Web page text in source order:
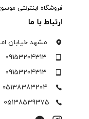
فروشگاه اینترنتی
ارتباط با ما
مشهد خیابان
09153204313
09153204313
05138383204
05138539375